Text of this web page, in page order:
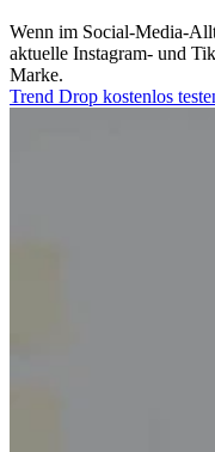
Wenn im Social-Media-
aktuelle Instagram- und
Marke.
Trend Drop kostenlos